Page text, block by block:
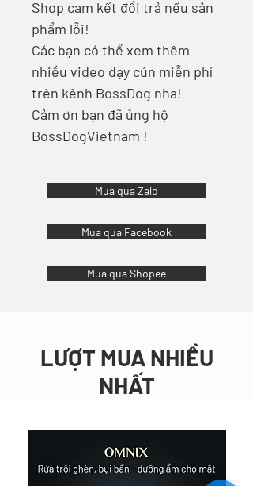
Shop cam kết đổi trả nếu sản
phẩm lỗi!
Các bạn có thể xem thêm
nhiều video dạy cún miễn phí
trên kênh BossDog nha!
Cảm ơn bạn đã ủng hộ
BossDogVietnam !
Mua qua Zalo
Mua qua Facebook
Mua qua Shopee
LƯỢT MUA NHIỀU
NHẤT